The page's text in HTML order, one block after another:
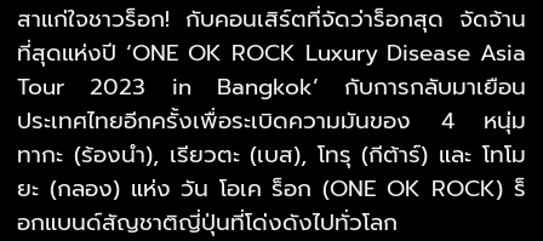
สาแก่ใจชาวร็อก! กับคอนเสิร์ตที่จัดว่าร็อกสุด จัดจ้าน
ที่สุดแห่งปี ‘ONE OK ROCK Luxury Disease Asia
Tour 2023 in Bangkok’ กับการกลับมาเยือน
ประเทศไทยอีกครั้งเพื่อระเบิดความมันของ 4 หนุ่ม
ทากะ (ร้องนำ), เรียวตะ (เบส), โทรุ (กีต้าร์) และ โทโม
ยะ (กลอง) แห่ง วัน โอเค ร็อก (ONE OK ROCK) ร็
อกแบนด์สัญชาติญี่ปุ่นที่โด่งดังไปทั่วโลก